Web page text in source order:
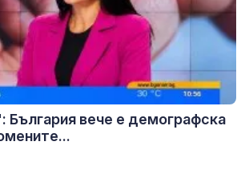
България вече е демографска